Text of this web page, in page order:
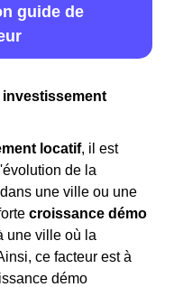
guide de
locatif, il est
de la
dans une ville ou une
croissance démo
une ville où la
ce facteur est à
démo